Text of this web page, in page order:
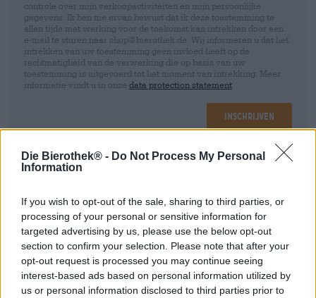
Die Bierothek® - Do Not Process My Personal
Information
If you wish to opt-out of the sale, sharing to third parties, or
processing of your personal or sensitive information for
targeted advertising by us, please use the below opt-out
section to confirm your selection. Please note that after your
opt-out request is processed you may continue seeing
interest-based ads based on personal information utilized by
us or personal information disclosed to third parties prior to
controle over mijn verkoopactiviteiten en mijn persoonlijke
gegevens. Ik ben me ervan bewust dat ik deze toestemming te
allen tijde met werking voor de toekomst kan intrekken door een
e-mail te sturen naar shop@bierothek.de. Wij informeren u dat het
intrekken van uw toestemming geen invloed heeft op de
rechtmatigheid van de verwerking die op basis van uw
toestemming is uitgevoerd tot het moment van intrekking. Meer
informatie vindt u in onze data protection statement
Inschrijven
* Prijzen zijn inclusief wettelijke BTW. PlusScheepvaart
Info Beoordelingen(0)
Tevreden
1 Stück
Brauerei